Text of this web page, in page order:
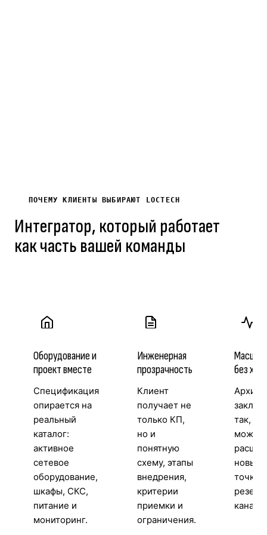
ПОЧЕМУ КЛИЕНТЫ ВЫБИРАЮТ LOCTECH
Интегратор, который работает
как часть вашей команды
Оборудование и
проект вместе
Спецификация
опирается на
реальный
каталог:
активное
сетевое
оборудование,
шкафы, СКС,
питание и
мониторинг.
Инженерная
прозрачность
Клиент
получает не
только КП,
но и
понятную
схему, этапы
внедрения,
критерии
приемки и
ограничения.
без
так,
можно
новые
точки